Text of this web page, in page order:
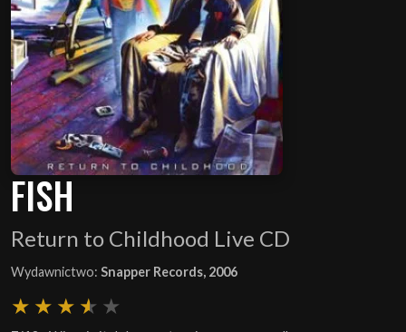
FISH
Return to Childhood Live CD
Wydawnictwo: Snapper Records, 2006